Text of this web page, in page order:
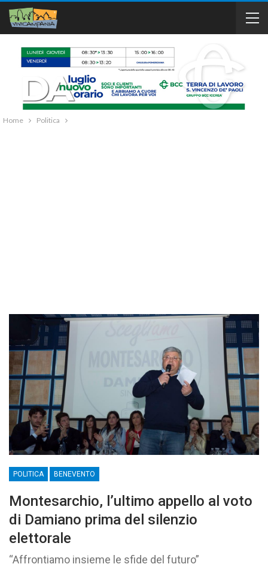
Home Politica
POLITICA BENEVENTO
Montesarchio, l’ultimo appello al voto
di Damiano prima del silenzio
elettorale
“Affrontiamo insieme le sfide del futuro”